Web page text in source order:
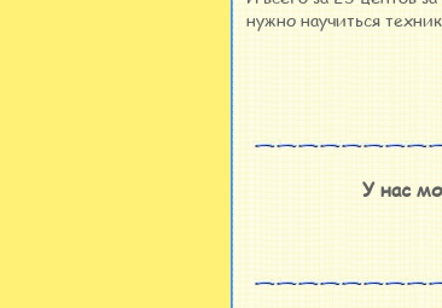
нужно научиться
У нас